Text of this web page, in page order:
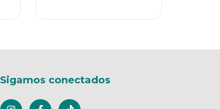
Sigamos conectados